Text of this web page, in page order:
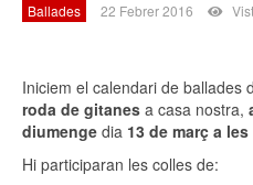
Ballades 22 Febrer 2016
Iniciem el calendari de ballades
roda de gitanes a casa nostra,
diumenge dia 13 de març a les
Hi participaran les colles de: